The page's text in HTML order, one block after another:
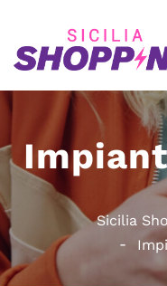
Sicilia